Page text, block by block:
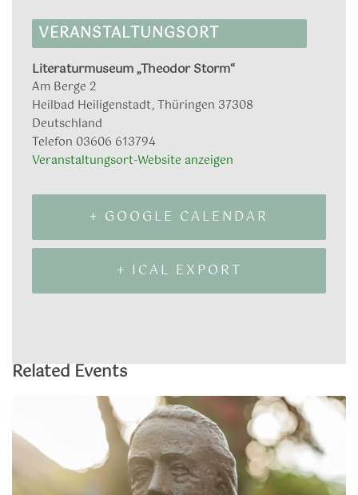
VERANSTALTUNGSORT
Literaturmuseum „Theodor Storm“
Am Berge 2
Heilbad Heiligenstadt,Thüringen 37308
Deutschland
Telefon 03606 613794
Veranstaltungsort-Website anzeigen
+ GOOGLE CALENDAR
+ ICAL EXPORT
Related Events